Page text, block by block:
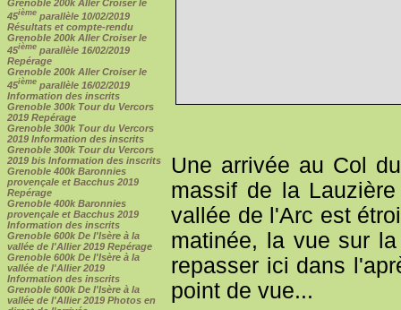
Grenoble 200k Aller Croiser le
45ième parallèle 10/02/2019
Résultats et compte-rendu
Grenoble 200k Aller Croiser le
45ième parallèle 16/02/2019
Repérage
Grenoble 200k Aller Croiser le
45ième parallèle 16/02/2019
Information des inscrits
Grenoble 300k Tour du Vercors
2019 Repérage
Grenoble 300k Tour du Vercors
2019 Information des inscrits
Grenoble 300k Tour du Vercors
2019 bis Information des inscrits
Grenoble 400k Baronnies
provençale et Bacchus 2019
Repérage
Grenoble 400k Baronnies
provençale et Bacchus 2019
Information des inscrits
Grenoble 600k De l'Isère à la
vallée de l'Allier 2019 Repérage
Grenoble 600k De l'Isère à la
vallée de l'Allier 2019
Information des inscrits
Grenoble 600k De l'Isère à la
vallée de l'Allier 2019 Photos en
Une arrivée au Col
massif de la
vallée de l'Arc est
matinée, la vue sur
repasser ici dans
point de vue...